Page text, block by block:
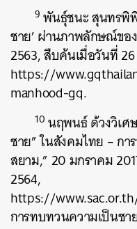
9 พันธุ์ชนะ สุนทรพิพิ
ชาย’ ผ่านภาพลักษณ์ของ
2563, สืบค้นเมื่อวันที่
https://
manhood-gq.
10 นฤพนธ์ ด้วงวิเศ
ชาย” ในสังคมไทย – ก
สยาม,” 20 มกราคม
2564,
https://
การทบทวนความเป็นช